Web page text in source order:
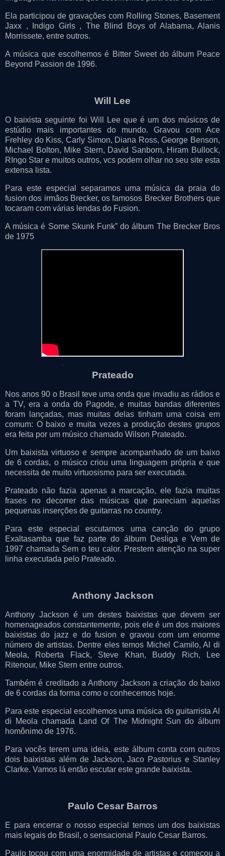
Ela participou de gravações com Rolling Stones, Basement
Jaxx , Indigo Girls , The Blind Boys of Alabama, Alanis
Morrissete, entre outros.
A música que escolhemos é Bitter Sweet do álbum Peace
Beyond Passion de 1996.
Will Lee
O baixista seguinte foi Will Lee que é um dos músicos de
estúdio mais importantes do mundo. Gravou com Ace
Frehley do Kiss, Carly Simon, Diana Ross, George Benson,
Michael Bolton, Mike Stern, David Sanborn, Hiram Bullock,
RIngo Star e muitos outros, vcs podem olhar no seu site esta
extensa lista.
Para este especial separamos uma música da praia do
fusion dos irmãos Brecker, os famosos Brecker Brothers que
tocaram com várias lendas do Fusion.
A música é Some Skunk Funk” do álbum The Brecker Bros
de 1975
Prateado
Nos anos 90 o Brasil teve uma onda que invadiu as rádios e
a TV, era a onda do Pagode, e muitas bandas diferentes
foram lançadas, mas muitas delas tinham uma coisa em
comum: O baixo e muita vezes a produção destes grupos
era feita por um músico chamado Wilson Prateado.
Um baixista virtuoso e sempre acompanhado de um baixo
de 6 cordas, o músico criou uma linguagem própria e que
necessita de muito virtuosismo para ser executada.
Prateado não fazia apenas a marcação, ele fazia muitas
frases no decorrer das músicas que pareciam aquelas
pequenas inserções de guitarras no country.
Para este especial escutamos uma canção do grupo
Exaltasamba que faz parte do álbum Desliga e Vem de
1997 chamada Sem o teu calor. Prestem atenção na super
linha executada pelo Prateado.
Anthony Jackson
Anthony Jackson é um destes baixistas que devem ser
homenageados constantemente, pois ele é um dos maiores
baixistas do jazz e do fusion e gravou com um enorme
número de artistas. Dentre eles temos Michel Camilo, Al di
Meola, Roberta Flack, Steve Khan, Buddy Rich, Lee
Ritenour, Mike Stern entre outros.
Também é creditado a Anthony Jackson a criação do baixo
de 6 cordas da forma como o conhecemos hoje.
Para este especial escolhemos uma música do guitarrista Al
di Meola chamada Land Of The Midnight Sun do álbum
homônimo de 1976.
Para vocês terem uma ideia, este álbum conta com outros
dois baixistas além de Jackson, Jaco Pastorius e Stanley
Clarke. Vamos lá então escutar este grande baixista.
Paulo Cesar Barros
E para encerrar o nosso especial temos um dos baixistas
mais legais do Brasil, o sensacional Paulo Cesar Barros.
Paulo tocou com uma enormidade de artistas e começou a